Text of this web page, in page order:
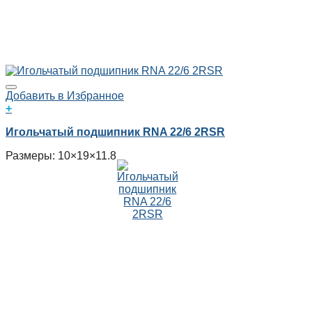
Добавить в Избранное
+
Игольчатый подшипник RNA 22/6 2RSR
Размеры: 10×19×11.8